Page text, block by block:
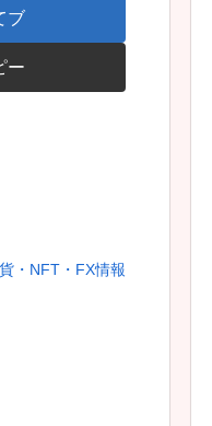
ブ
ー
・NFT・FX情報